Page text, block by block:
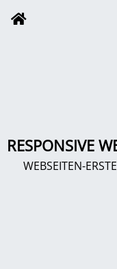
RESPONSIVE
WEBSEITEN-